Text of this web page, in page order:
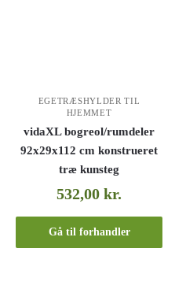
EGETRÆSHYLDER TIL
HJEMMET
vidaXL bogreol/rumdeler
92x29x112 cm konstrueret
træ kunsteg
532,00kr.
Gå til forhandler